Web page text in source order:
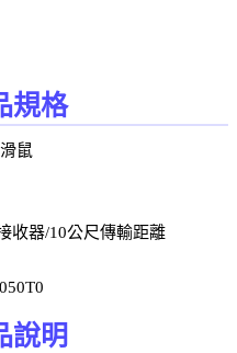
規格
鼠
收器/10公尺傳輸距離
說明